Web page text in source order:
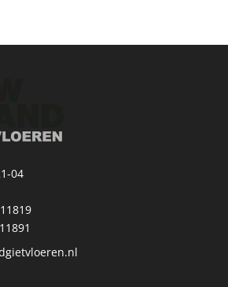
04